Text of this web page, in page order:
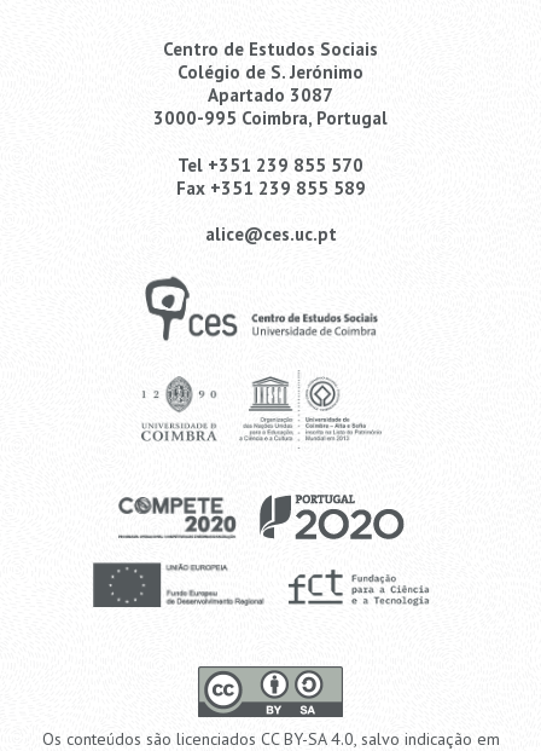
Centro de Estudos Sociais
Colégio de S. Jerónimo
Apartado 3087
3000-995 Coimbra, Portugal
Tel +351 239 855 570
Fax +351 239 855 589
alice@ces.uc.pt
Os conteúdos são licenciados CC BY-SA 4.0, salvo indicação em